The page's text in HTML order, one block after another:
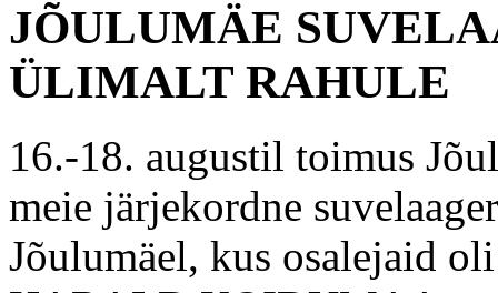
JÕULUMÄE
ÜLIMALT RAHULE
16.-18. augustil toimus
meie järjekordne
Jõulumäel, kus osalejaid